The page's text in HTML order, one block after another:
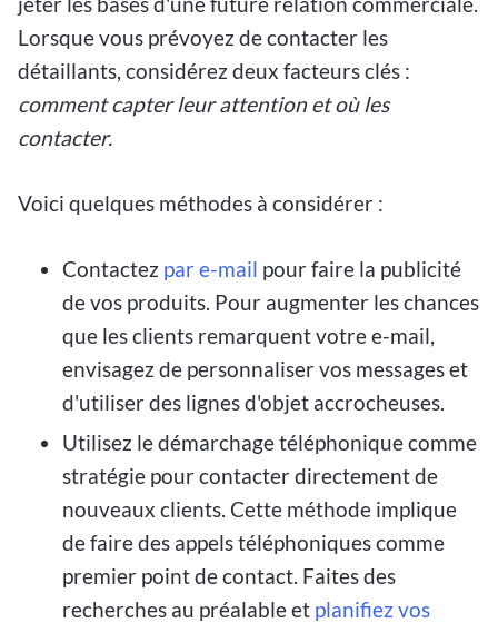
Lorsque vous prévoyez de contacter les
détaillants, considérez deux facteurs clés :
comment capter leur attention et où les
contacter.
Voici quelques méthodes à considérer :
Contactez par e-mail pour faire la publicité
de vos produits. Pour augmenter les chances
que les clients remarquent votre e-mail,
envisagez de personnaliser vos messages et
d'utiliser des lignes d'objet accrocheuses.
Utilisez le démarchage téléphonique comme
stratégie pour contacter directement de
nouveaux clients. Cette méthode implique
de faire des appels téléphoniques comme
premier point de contact. Faites des
recherches au préalable et planifiez vos